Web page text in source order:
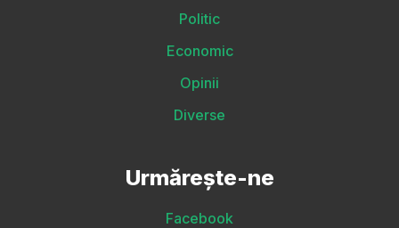
Politic
Economic
Opinii
Diverse
Urmărește-ne
Facebook